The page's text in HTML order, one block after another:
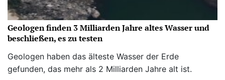
Geologen finden 3 Milliarden Jahre altes Wasser und
beschließen, es zu testen
Geologen haben das älteste Wasser der Erde
gefunden, das mehr als 2 Milliarden Jahre alt ist.